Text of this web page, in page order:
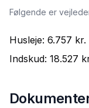
Følgende er
Husleje: 6.757 kr.
Indskud: 18.527